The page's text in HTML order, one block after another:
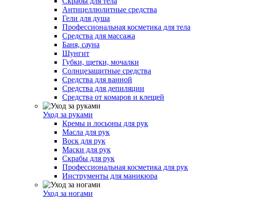
Антицеллюлитные средства
Гели для душа
Профессиональная косметика для тела
Средства для массажа
Баня, сауна
Шунгит
Губки, щетки, мочалки
Солнцезащитные средства
Средства для ванной
Средства для депиляции
Средства от комаров и клещей
Уход за руками
Кремы и лосьоны для рук
Масла для рук
Воск для рук
Маски для рук
Скрабы для рук
Профессиональная косметика для рук
Инструменты для маникюра
Уход за ногами